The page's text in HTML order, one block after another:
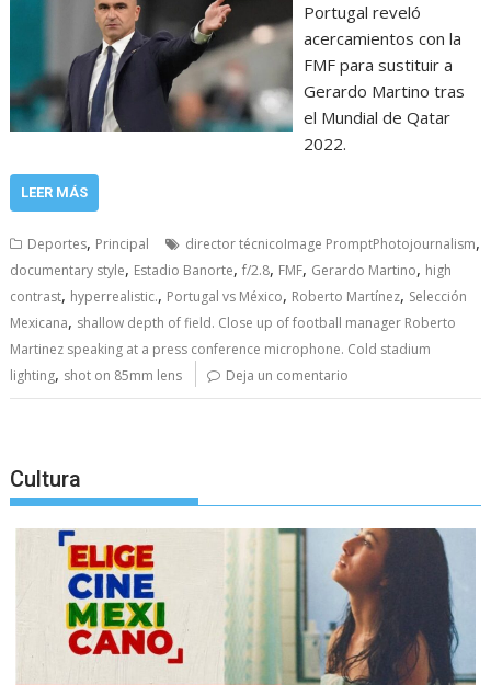
Portugal reveló
acercamientos con la
FMF para sustituir a
Gerardo Martino tras
el Mundial de Qatar
2022.
LEER MÁS
Deportes, Principal director técnicoImage PromptPhotojournalism,
documentary style, Estadio Banorte,f/2.8, FMF, Gerardo Martino, high
contrast, hyperrealistic., Portugal vs México, Roberto Martínez, Selección
Mexicana, shallow depth of field. Close up of football manager Roberto
Martinez speaking at a press conference microphone. Cold stadium
lighting, shot on 85mm lens Deja un comentario
Cultura